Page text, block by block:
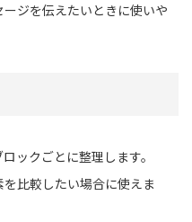
ジを伝えたいときに使いや
ックごとに整理します。
比較したい場合に使えま